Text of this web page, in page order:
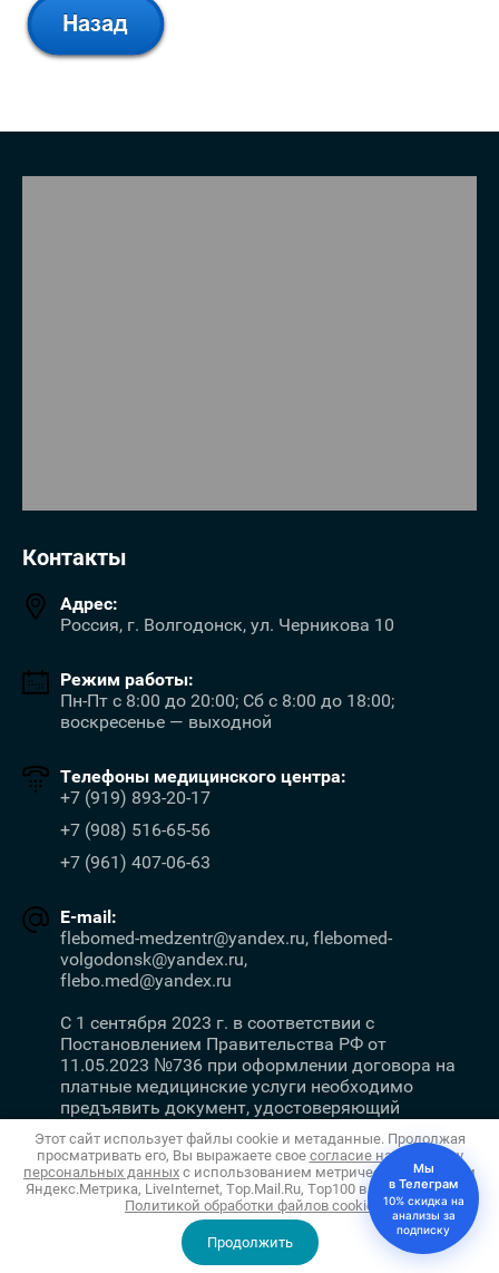
Контакты
Адрес:
Россия, г. Волгодонск, ул. Черникова 10
Режим работы:
Пн-Пт с 8:00 до 20:00; Сб с 8:00 до 18:00;
воскресенье — выходной
Телефоны медицинского центра:
+7 (919) 893-20-17
+7 (908) 516-65-56
+7 (961) 407-06-63
E-mail:
flebomed-medzentr@yandex.ru, flebomed-
volgodonsk@yandex.ru,
flebo.med@yandex.ru
С 1 сентября 2023 г. в соответствии с
Постановлением Правительства РФ от
11.05.2023 №736 при оформлении договора на
платные медицинские услуги необходимо
предъявить документ, удостоверяющий
личность.
Copyright © 2011 - 2026 Салон Флебомед
Политика конфиденциальности
Этот сайт использует файлы cookie и метаданные. Продолжая
просматривать его, Вы выражаете свое согласие на обработку
персональных данных с использованием метрических программ
Яндекс.Метрика, LiveInternet, Top.Mail.Ru, Top100 в соответствии с
Политикой обработки файлов cookie
Продолжить
Megagroup.ru
Мы
в Телеграм
10% скидка на
анализы за
подписку